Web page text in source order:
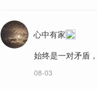
心中有家
始终是一对矛盾
08-03